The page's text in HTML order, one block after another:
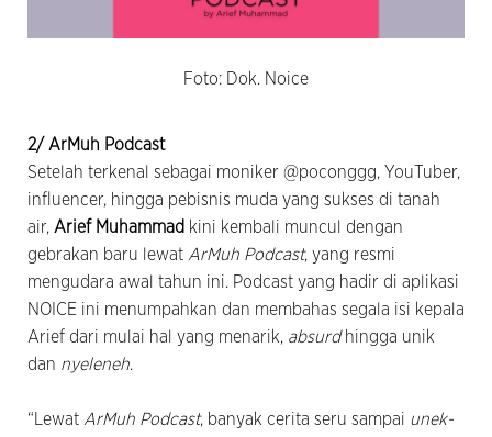
Foto: Dok. Noice
2/ ArMuh Podcast
Setelah terkenal sebagai moniker @poconggg, YouTuber,
influencer, hingga pebisnis muda yang sukses di tanah
air, Arief Muhammad kini kembali muncul dengan
gebrakan baru lewat ArMuh Podcast, yang resmi
mengudara awal tahun ini. Podcast yang hadir di aplikasi
NOICE ini menumpahkan dan membahas segala isi kepala
Arief dari mulai hal yang menarik, absurd hingga unik
dan nyeleneh.
“Lewat ArMuh Podcast, banyak cerita seru sampai unek-